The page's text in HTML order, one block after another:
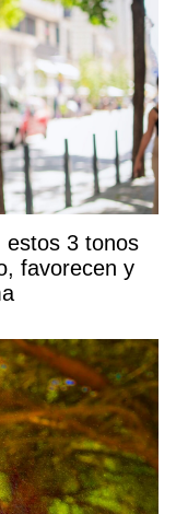
estos 3 tonos
favorecen y